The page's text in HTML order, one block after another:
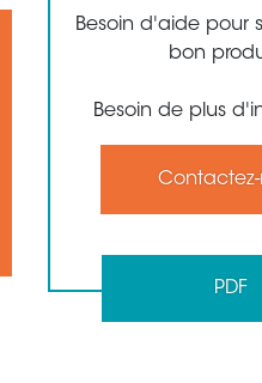
Besoin d'aide pour
bon
Besoin de plus
PDF